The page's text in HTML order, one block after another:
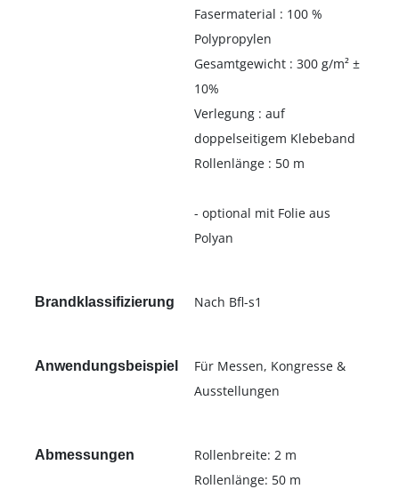
Fasermaterial : 100 %
Polypropylen
Gesamtgewicht : 300 g/m² ±
10%
Verlegung : auf
doppelseitigem Klebeband
Rollenlänge : 50 m
- optional mit Folie aus
Polyan
Brandklassifizierung Nach Bfl-s1
Anwendungsbeispiel
Für Messen, Kongresse &
Ausstellungen
Abmessungen
Rollenbreite: 2 m
Rollenlänge: 50 m